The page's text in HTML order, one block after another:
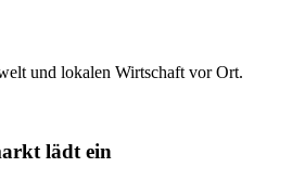
und lokalen Wirtschaft vor Ort.
lädt ein